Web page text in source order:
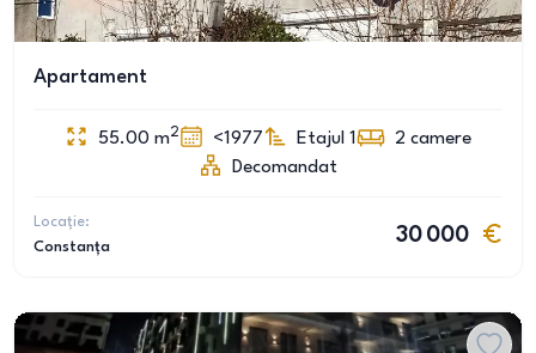
Apartament
55.00 m2 <1977 Etajul 1 2 camere
Decomandat
Locație:
Constanța
30 000